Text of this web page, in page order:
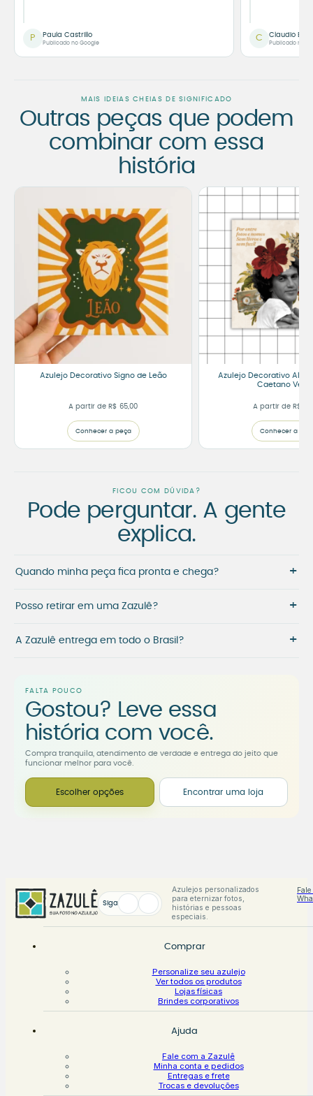
P Paula Castrillo
Publicado no Google
C Claudio
Publicado no
MAIS IDEIAS CHEIAS DE SIGNIFICADO
Outras peças que podem
combinar com essa
história
Azulejo Decorativo Signo de Leão
A partir de R$ 65,00
Conhecer a peça
Azulejo Decorativo
Caetano
A partir de R$
Conhecer a
FICOU COM DÚVIDA?
Pode perguntar. A gente
explica.
Quando minha peça fica pronta e chega? +
Posso retirar em uma Zazulê? +
A Zazulê entrega em todo o Brasil? +
FALTA POUCO
Gostou? Leve essa
história com você.
Compra tranquila, atendimento de verdade e entrega do jeito que
funcionar melhor para você.
Escolher opções Encontrar uma loja
Siga
Azulejos personalizados
para eternizar fotos,
histórias e pessoas
especiais.
Comprar
Personalize seu azulejo
Ver todos os produtos
Lojas físicas
Brindes corporativos
Ajuda
Fale com a Zazulê
Minha conta e pedidos
Entregas e frete
Trocas e devoluções